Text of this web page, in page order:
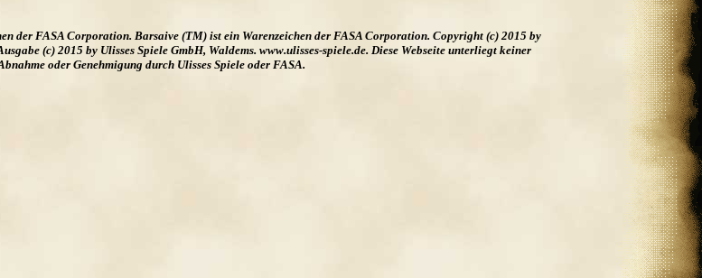
der FASA Corporation. Barsaive (TM) ist ein Warenzeichen der FASA Corporation. Copyright (c) 2015 by
(c) 2015 by Ulisses Spiele GmbH, Waldems. www.ulisses-spiele.de. Diese Webseite unterliegt keiner
oder Genehmigung durch Ulisses Spiele oder FASA.